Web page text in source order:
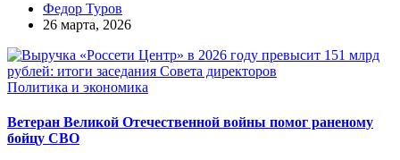
Федор Туров
26 марта, 2026
Политика и экономика
Ветеран Великой Отечественной войны помог раненому
бойцу СВО